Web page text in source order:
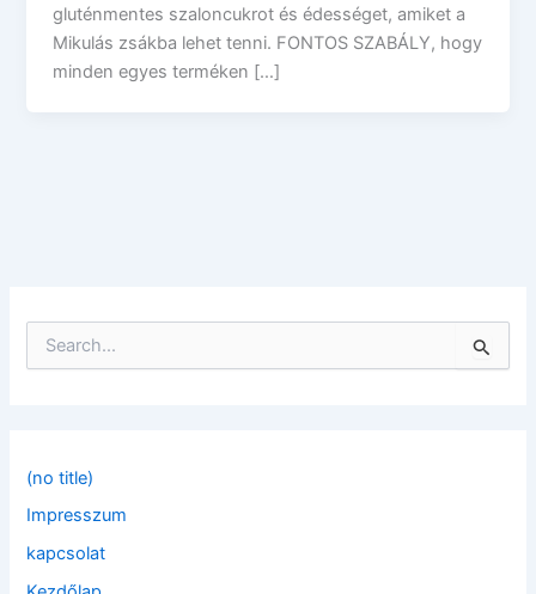
gluténmentes szaloncukrot és édességet, amiket a
Mikulás zsákba lehet tenni. FONTOS SZABÁLY, hogy
minden egyes terméken […]
f
r
:
(no title)
Impresszum
kapcsolat